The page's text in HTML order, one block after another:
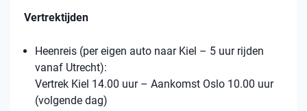
Vertrektijden
Heenreis (per eigen auto naar Kiel – 5 uur rijden
vanaf Utrecht):
Vertrek Kiel 14.00 uur – Aankomst Oslo 10.00 uur
(volgende dag)